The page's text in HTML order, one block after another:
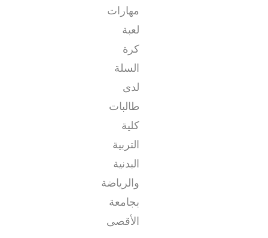
مهارات
لعبة
كرة
السلة
لدى
طالبات
كلية
التربية
البدنية
والرياضة
بجامعة
الأقصى